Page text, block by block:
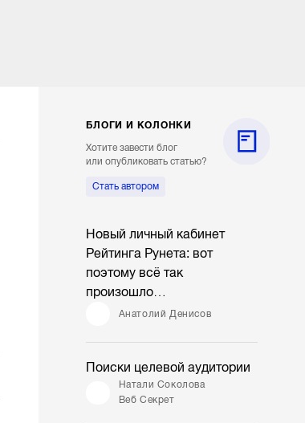
БЛОГИ И КОЛОНКИ
Хотите завести блог
или опубликовать статью?
Стать автором
Новый личный кабинет
Рейтинга Рунета: вот
поэтому всё так
произошло…
Анатолий Денисов
Поиски целевой аудитории
Натали Соколова
Веб Секрет